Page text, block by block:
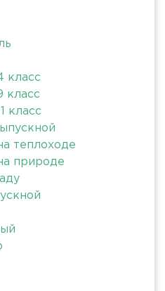
класс
класс
класс
теплоходе
природе